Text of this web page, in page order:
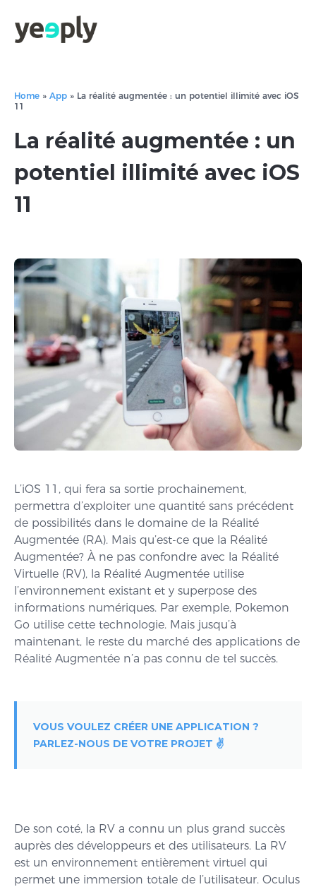
Home » App » La réalité augmentée : un potentiel illimité avec iOS
11
La réalité augmentée : un
potentiel illimité avec iOS
11
L’iOS 11, qui fera sa sortie prochainement,
permettra d’exploiter une quantité sans précédent
de possibilités dans le domaine de la Réalité
Augmentée (RA). Mais qu’est-ce que la Réalité
Augmentée? À ne pas confondre avec la Réalité
Virtuelle (RV), la Réalité Augmentée utilise
l’environnement existant et y superpose des
informations numériques. Par exemple, Pokemon
Go utilise cette technologie. Mais jusqu’à
maintenant, le reste du marché des applications de
Réalité Augmentée n’a pas connu de tel succès.
VOUS VOULEZ CRÉER UNE APPLICATION ?
PARLEZ-NOUS DE VOTRE PROJET ✌️
De son coté, la RV a connu un plus grand succès
auprès des développeurs et des utilisateurs. La RV
est un environnement entièrement virtuel qui
permet une immersion totale de l’utilisateur. Oculus